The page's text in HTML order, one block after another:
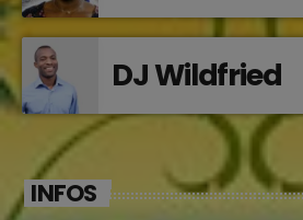
DJ Wildfried
INFOS